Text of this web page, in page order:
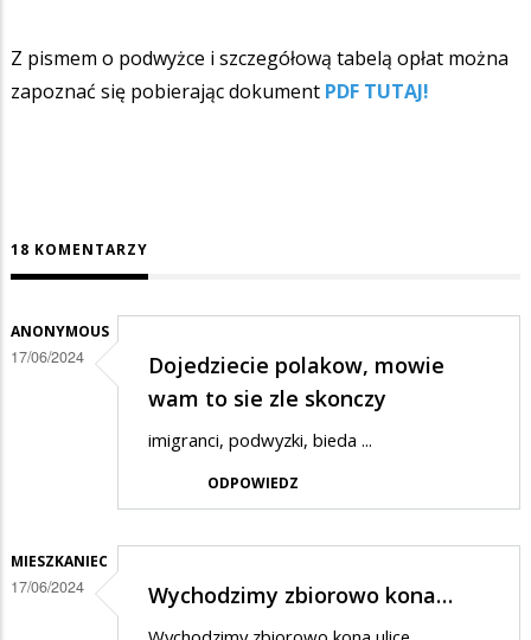
Z pismem o podwyżce i szczegółową tabelą opłat można
zapoznać się pobierając dokument PDF TUTAJ!
18 KOMENTARZY
ANONYMOUS
17/06/2024
Dojedziecie polakow, mowie
wam to sie zle skonczy
imigranci, podwyzki, bieda ...
ODPOWIEDZ
MIESZKANIEC
17/06/2024 Wychodzimy zbiorowo kona…